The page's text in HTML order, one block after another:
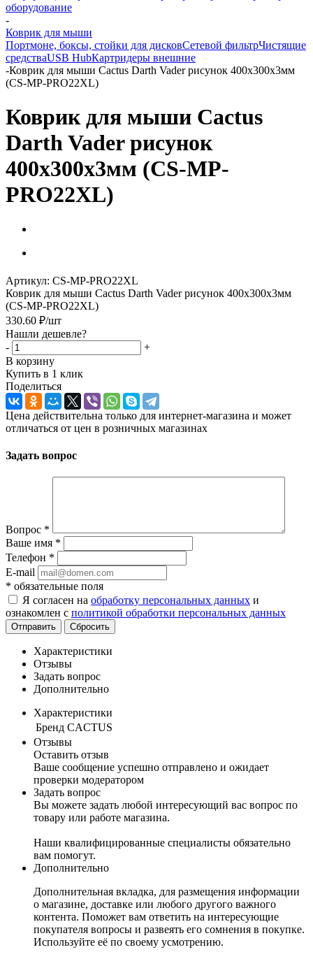
оборудование
-
Коврик для мыши
Портмоне, боксы, стойки для дисковСетевой фильтрЧистящие
средстваUSB HubКартридеры внешние
-Коврик для мыши Cactus Darth Vader рисунок 400x300x3мм
(CS-MP-PRO22XL)
Коврик для мыши Cactus
Darth Vader рисунок
400x300x3мм (CS-MP-
PRO22XL)
Артикул: CS-MP-PRO22XL
Коврик для мыши Cactus Darth Vader рисунок 400x300x3мм
(CS-MP-PRO22XL)
330.60 ₽/шт
Нашли дешевле?
-
+
В корзину
Купить в 1 клик
Поделиться
Цена действительна только для интернет-магазина и может
отличаться от цен в розничных магазинах
Задать вопрос
Вопрос *
Ваше имя *
Телефон *
E-mail
* обязательные поля
Я согласен на обработку персональных данных и
ознакомлен с политикой обработки персональных данных
Отправить Сбросить
Характеристики
Отзывы
Задать вопрос
Дополнительно
Характеристики
Бренд CACTUS
Отзывы
Оставить отзыв
Ваше сообщение успешно отправлено и ожидает
проверки модератором
Задать вопрос
Вы можете задать любой интересующий вас вопрос по
товару или работе магазина.
Наши квалифицированные специалисты обязательно
вам помогут.
Дополнительно
Дополнительная вкладка, для размещения информации
о магазине, доставке или любого другого важного
контента. Поможет вам ответить на интересующие
покупателя вопросы и развеять его сомнения в покупке.
Используйте её по своему усмотрению.